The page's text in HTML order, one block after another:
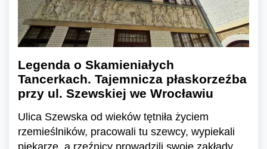
Legenda o Skamieniałych
Tancerkach. Tajemnicza płaskorzeźba
przy ul. Szewskiej we Wrocławiu
Ulica Szewska od wieków tętniła życiem
rzemieślników, pracowali tu szewcy, wypiekali